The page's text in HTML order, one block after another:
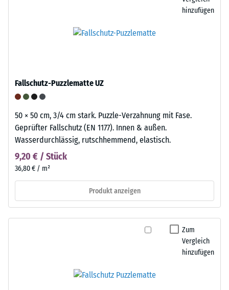
hinzufügen
Fallschutz-Puzzlematte UZ
50 × 50 cm, 3/4 cm stark. Puzzle-Verzahnung mit Fase.
Geprüfter Fallschutz (EN 1177). Innen & außen.
Wasserdurchlässig, rutschhemmend, elastisch.
9,20 € / Stück
36,80 € / m²
Produkt anzeigen
Zum
Vergleich
hinzufügen